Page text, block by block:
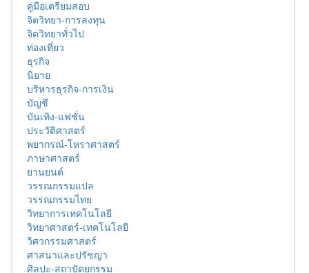
คู่มือเตรียมสอบ
จิตวิทยา-การลงทุน
จิตวิทยาทั่วไป
ท่องเที่ยว
ธุรกิจ
นิยาย
บริหารธุรกิจ-การเงิน
บัญชี
บันเทิง-แฟชั่น
ประวัติศาสตร์
พยากรณ์-โหราศาสตร์
ภาษาศาสตร์
ยานยนต์
วรรณกรรมแปล
วรรณกรรมไทย
วิทยาการเทคโนโลยี
วิทยาศาสตร์-เทคโนโลยี
วิศวกรรมศาสตร์
ศาสนาและปรัชญา
ศิลปะ-สถาปัตยกรรม